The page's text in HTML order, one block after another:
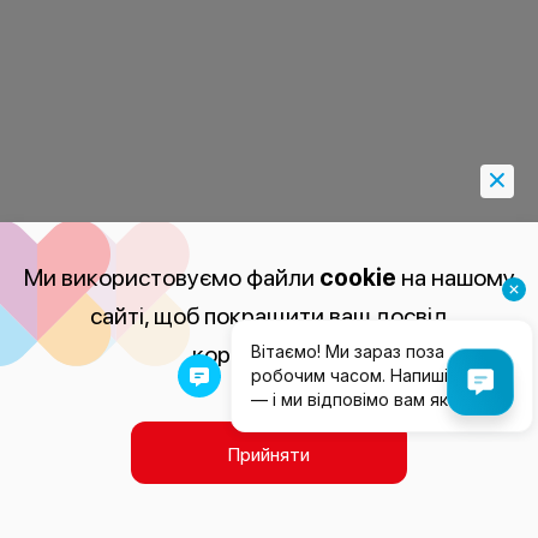
Ми використовуємо файли cookie на нашому
сайті, щоб покращити ваш досвід
користування.
Прийняти